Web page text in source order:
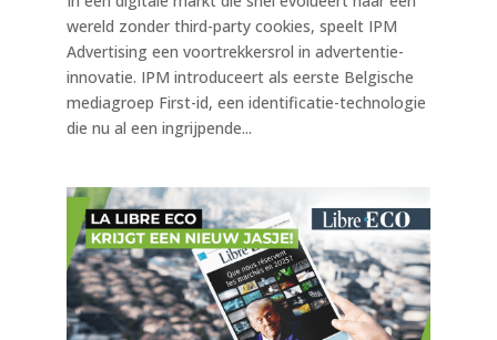
wereld zonder third-party cookies, speelt IPM
Advertising een voortrekkersrol in advertentie-
innovatie. IPM introduceert als eerste Belgische
mediagroep First-id, een identificatie-technologie
die nu al een ingrijpende...